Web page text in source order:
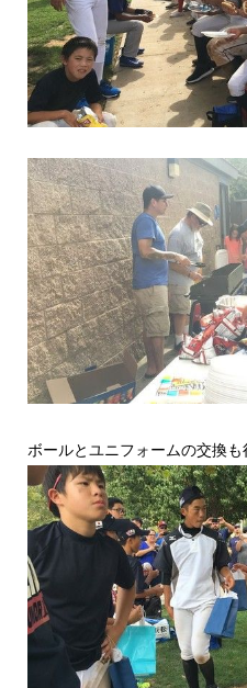
ボールとユニフォームの交換